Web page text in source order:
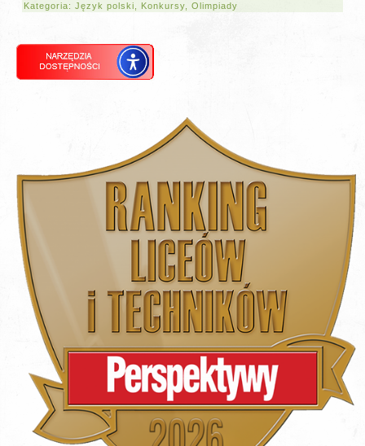
Kategoria:Język polski Konkursy ,Olimpiady